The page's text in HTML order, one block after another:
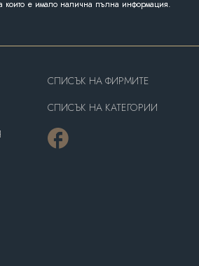
които е имало налична пълна информация.
СПИСЪК НА ФИРМИТЕ
СПИСЪК НА КАТЕГОРИИ